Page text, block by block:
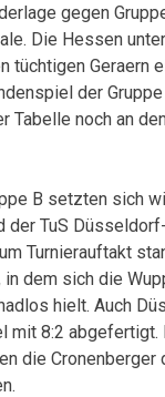
gegen
Die Hessen
tüchtigen Geraern
der
Tabelle noch an
B setzten sich
der TuS
Turnierauftakt
in dem sich die
hielt. Auch
mit 8:2 abgefertigt.
die Cronenberger